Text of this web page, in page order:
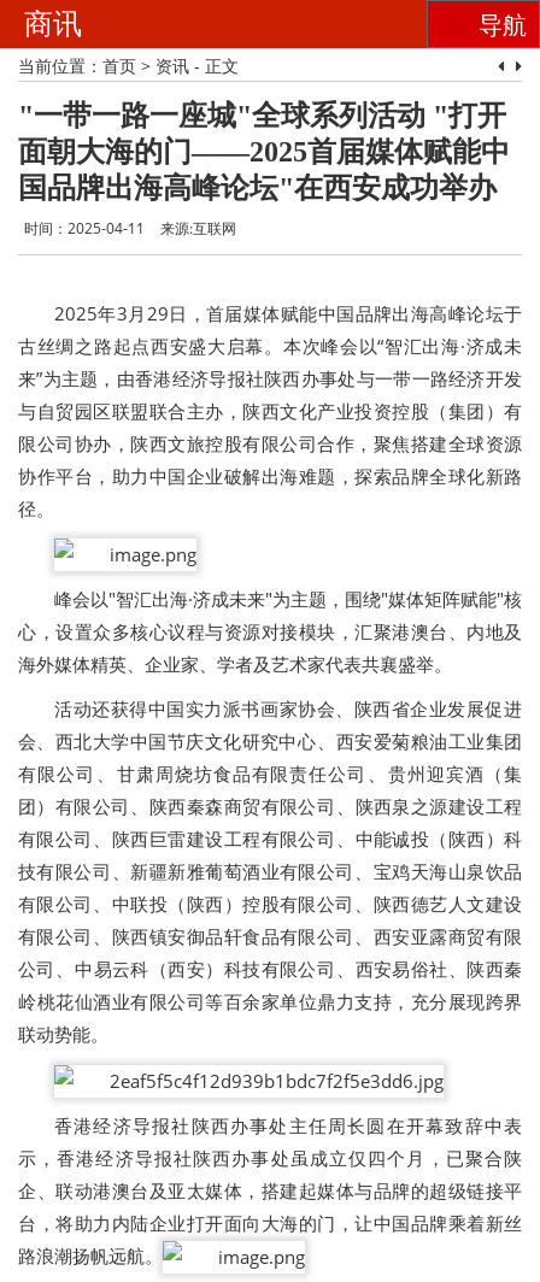
商讯 导航
当前位置： 首页 > 资讯 - 正文
"一带一路一座城"全球系列活动 "打开
面朝大海的门——2025首届媒体赋能中
国品牌出海高峰论坛"在西安成功举办
时间：2025-04-11 来源:互联网
2025年3月29日，首届媒体赋能中国品牌出海高峰论坛于
古丝绸之路起点西安盛大启幕。本次峰会以“智汇出海·济成未
来”为主题，由香港经济导报社陕西办事处与一带一路经济开发
与自贸园区联盟联合主办，陕西文化产业投资控股（集团）有
限公司协办，陕西文旅控股有限公司合作，聚焦搭建全球资源
协作平台，助力中国企业破解出海难题，探索品牌全球化新路
径。
峰会以"智汇出海·济成未来"为主题，围绕"媒体矩阵赋能"核
心，设置众多核心议程与资源对接模块，汇聚港澳台、内地及
海外媒体精英、企业家、学者及艺术家代表共襄盛举。
活动还获得中国实力派书画家协会、陕西省企业发展促进
会、西北大学中国节庆文化研究中心‌、‌西安爱菊粮油工业集团
有限公司‌、‌甘肃周烧坊食品有限责任公司‌、‌贵州迎宾酒（集
团）有限公司‌、‌陕西秦森商贸有限公司‌、‌陕西泉之源建设工程
有限公司‌、‌陕西巨雷建设工程有限公司‌、‌中能诚投（陕西）科
技有限公司‌、‌新疆新雅葡萄酒业有限公司‌、‌宝鸡天海山泉饮品
有限公司‌、‌中联投（陕西）控股有限公司‌、‌陕西德艺人文建设
有限公司‌、‌陕西镇安御品轩食品有限公司‌、‌西安亚露商贸有限
公司‌、‌中易云科（西安）科技有限公司‌、‌西安易俗社、陕西秦
岭桃花仙酒业有限公司等百余家单位鼎力支持，充分展现跨界
联动势能。
香港经济导报社陕西办事处主任周长圆在开幕致辞中表
示，香港经济导报社陕西办事处虽成立仅四个月，已聚合陕
企、联动港澳台及亚太媒体，搭建起媒体与品牌的超级链接平
台，将助力内陆企业打开面向大海的门，让中国品牌乘着新丝
路浪潮扬帆远航。